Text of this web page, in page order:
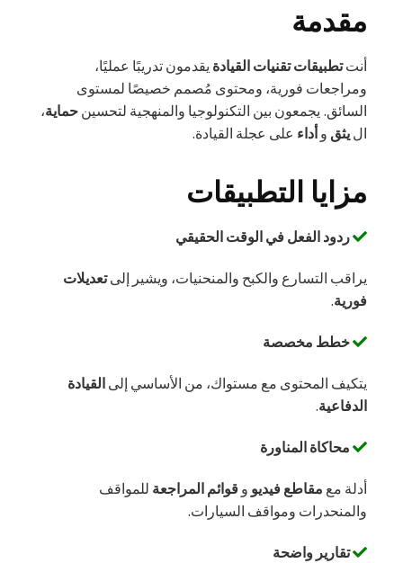
مقدمة
أنتتطبيقات تقنيات القيادة يقدمون تدريبًا عمليًا،
ومراجعات فورية، ومحتوى مُصمم خصيصًا لمستوى
السائق. يجمعون بين التكنولوجيا والمنهجية لتحسينحماية،
اليثق و أداء على عجلة القيادة.
مزايا التطبيقات
ردود الفعل في الوقت الحقيقي
يراقب التسارع والكبح والمنحنيات، ويشير إلىتعديلات
فورية.
خطط مخصصة
يتكيف المحتوى مع مستواك، من الأساسي إلىالقيادة
الدفاعية.
محاكاة المناورة
أدلة مع مقاطع فيديو وقوائم المراجعة للمواقف
والمنحدرات ومواقف السيارات.
تقارير واضحة